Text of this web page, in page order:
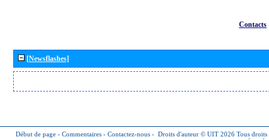
Contacts
[Newsflashes]
Début de page - Commentaires - Contactez-nous - Droits d'auteur © UIT 2026 Tous droits